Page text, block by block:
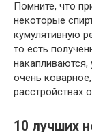
Помните, что
некоторые
кумулятивную
то есть
накапливаются,
очень
расстройствах
10 лучших